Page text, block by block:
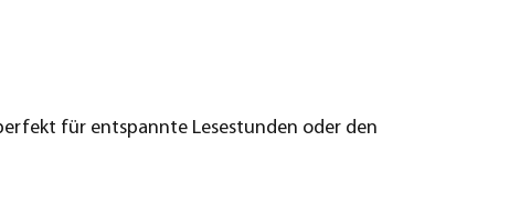
für entspannte Lesestunden oder den